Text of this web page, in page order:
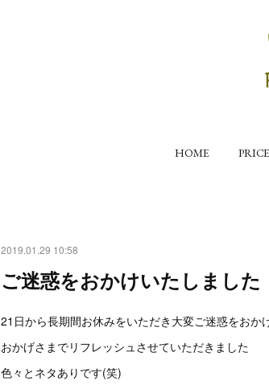
HOME PRICE
2019.01.29 10:58
ご迷惑をおかけいたしました
21日から長期間お休みをいただき大変ご迷惑をおか
おかげさまでリフレッシュさせていただきました
色々とネタありです(笑)